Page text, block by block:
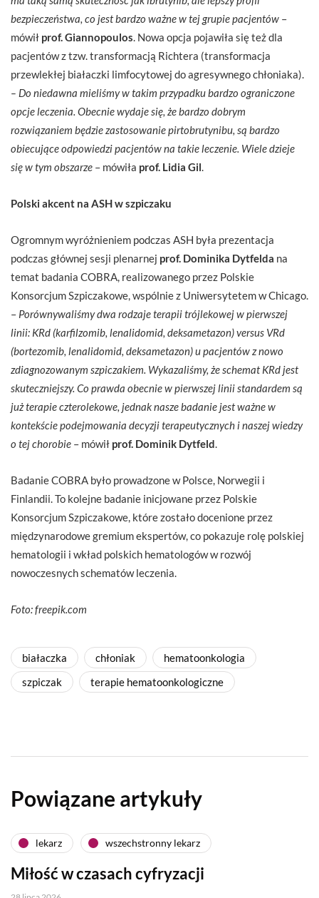
bezpieczeństwa, co jest bardzo ważne w tej grupie pacjentów –
mówił prof. Giannopoulos . Nowa opcja pojawiła się też dla
pacjentów z tzw. transformacją Richtera (transformacja
przewlekłej białaczki limfocytowej do agresywnego chłoniaka).
– Do niedawna mieliśmy w takim przypadku bardzo ograniczone
opcje leczenia. Obecnie wydaje się, że bardzo dobrym
rozwiązaniem będzie zastosowanie pirtobrutynibu, są bardzo
obiecujące odpowiedzi pacjentów na takie leczenie. Wiele dzieje
się w tym obszarze – mówiła prof. Lidia Gil
Polski akcent na ASH w szpiczaku
Ogromnym wyróżnieniem podczas ASH była prezentacja
podczas głównej sesji plenarnej prof. Dominika Dytfelda na
temat badania COBRA, realizowanego przez Polskie
Konsorcjum Szpiczakowe, wspólnie z Uniwersytetem w Chicago.
– Porównywaliśmy dwa rodzaje terapii trójlekowej w pierwszej
linii: KRd (karfilzomib, lenalidomid, deksametazon) versus VRd
(bortezomib, lenalidomid, deksametazon) u pacjentów z nowo
zdiagnozowanym szpiczakiem. Wykazaliśmy, że schemat KRd jest
skuteczniejszy. Co prawda obecnie w pierwszej linii standardem są
już terapie czterolekowe, jednak nasze badanie jest ważne w
kontekście podejmowania decyzji terapeutycznych i naszej wiedzy
o tej chorobie – mówił prof. Dominik Dytfeld
Badanie COBRA było prowadzone w Polsce, Norwegii i
Finlandii. To kolejne badanie inicjowane przez Polskie
Konsorcjum Szpiczakowe, które zostało docenione przez
międzynarodowe gremium ekspertów, co pokazuje rolę polskiej
hematologii i wkład polskich hematologów w rozwój
nowoczesnych schematów leczenia.
Foto: freepik.com
białaczka chłoniak
hematoonkologia
szpiczak
terapie hematoonkologiczne
Powiązane artykuły
lekarz wszechstronny lekarz
Miłość w czasach cyfryzacji